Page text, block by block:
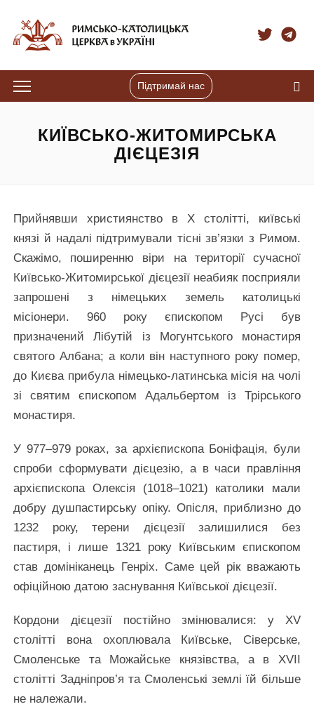
Підтримай нас
КИЇВСЬКО-ЖИТОМИРСЬКА
ДІЄЦЕЗІЯ
Прийнявши християнство в Х столітті, київські
князі й надалі підтримували тісні зв’язки з Римом.
Скажімо, поширенню віри на території сучасної
Київсько-Житомирської дієцезії неабияк посприяли
запрошені з німецьких земель католицькі
місіонери. 960 року єпископом Русі був
призначений Лібутій із Могунтського монастиря
святого Албана; а коли він наступного року помер,
до Києва прибула німецько-латинська місія на чолі
зі святим єпископом Адальбертом із Трірського
монастиря.
У 977–979 роках, за архієпископа Боніфація, були
спроби сформувати дієцезію, а в часи правління
архієпископа Олексія (1018–1021) католики мали
добру душпастирську опіку. Опісля, приблизно до
1232 року, терени дієцезії залишилися без
пастиря, і лише 1321 року Київським єпископом
став домініканець Генріх. Саме цей рік вважають
офіційною датою заснування Київської дієцезії.
Кордони дієцезії постійно змінювалися: у XV
столітті вона охоплювала Київське, Сіверське,
Смоленське та Можайське князівства, а в XVII
столітті Задніпров’я та Смоленські землі їй більше
не належали.